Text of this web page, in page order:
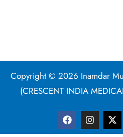
Copyright © 2026 Inamdar
(CRESCENT INDIA
F
a
c
I
n
s
X
-
t